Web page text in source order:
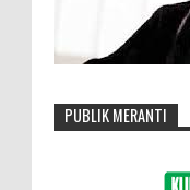
PUBLIK MERANTI